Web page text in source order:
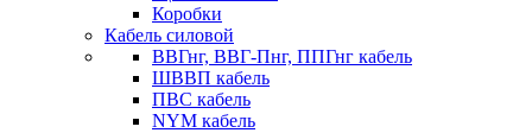
Коробки
Кабель силовой
ВВГнг, ВВГ-Пнг, ППГнг кабель
ШВВП кабель
ПВС кабель
NYM кабель